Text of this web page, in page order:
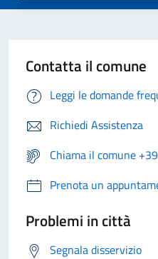
Contatta il comune
Leggi le domande
Richiedi Assistenza
Chiama il comune
Prenota un
Problemi in città
Segnala disservizio